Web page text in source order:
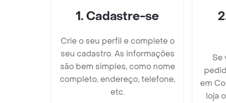
1. Cadastre-se
Crie o seu perfil e complete o
seu cadastro. As informações
são bem simples, como nome
completo, endereço, telefone,
etc.
2
Se
em
loja